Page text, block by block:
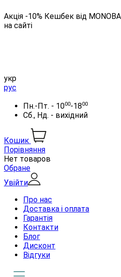
Акція -10% Кешбек від
на сайті
укр
рус
Пн.-Пт. - 1000-1800
Сб., Нд. - вихідний
Кошик
Порівняння
Нет товаров
Обране
Увійти
Про нас
Доставка і оплата
Гарантія
Контакти
Блог
Дисконт
Відгуки